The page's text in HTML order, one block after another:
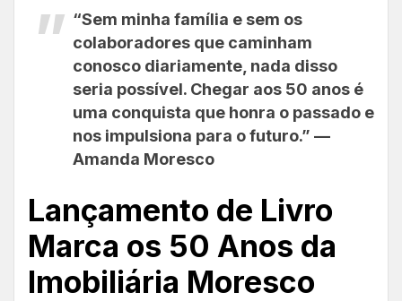
“Sem minha família e sem os
colaboradores que caminham
conosco diariamente, nada disso
seria possível. Chegar aos 50 anos é
uma conquista que honra o passado e
nos impulsiona para o futuro.” —
Amanda Moresco
Lançamento de Livro
Marca os 50 Anos da
Imobiliária Moresco